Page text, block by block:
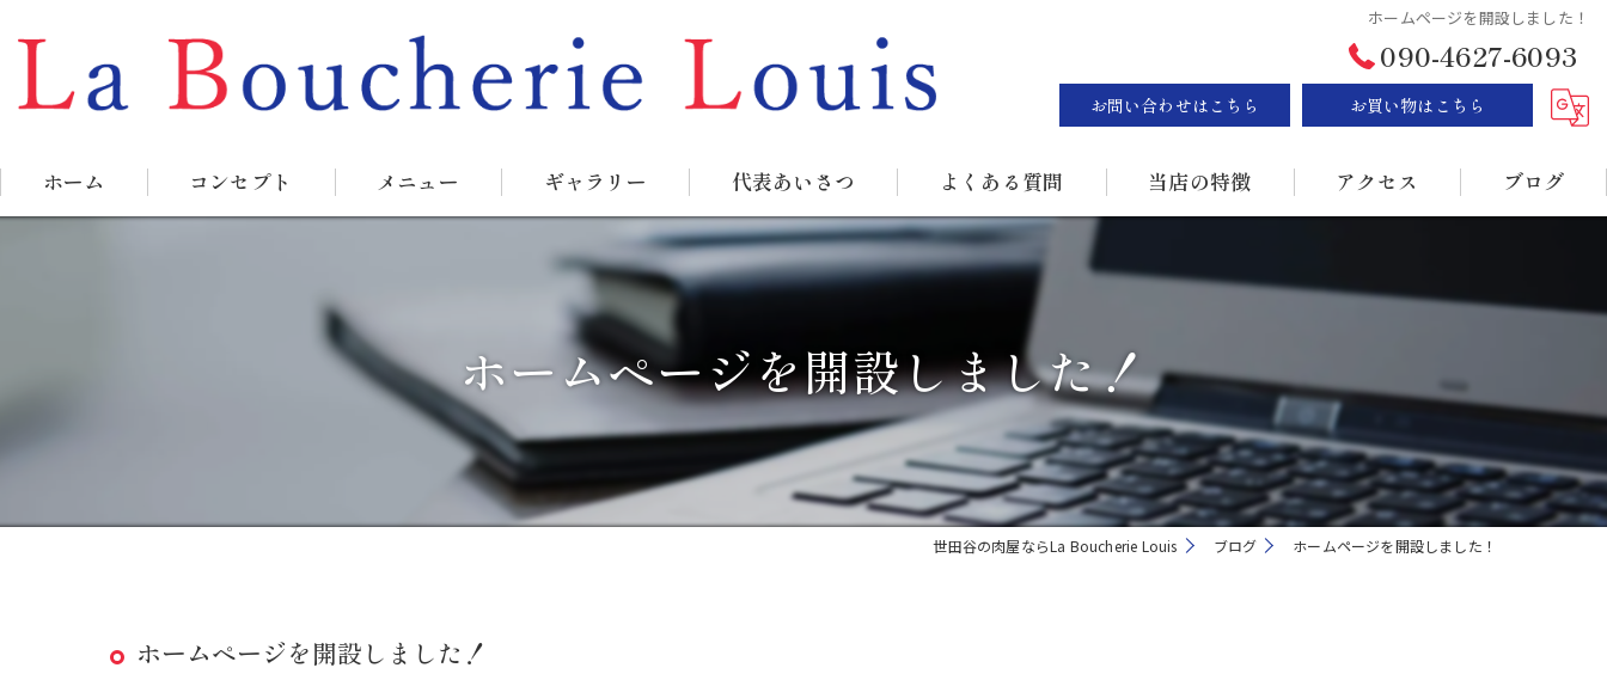
ホームページを開設しました！
090-4627-6093
お問い合わせはこちら お買い物はこちら
ホーム コンセプト メニュー ギャラリー 代表あいさつ よくある質問 当店の特徴
ステーキ
BBQ
販売
持ち帰り
アクセス ブログ
ホームページを開設しました！
世田谷の肉屋ならLa Boucherie Louis ブログ ホームページを開設しました！
ホームページを開設しました！